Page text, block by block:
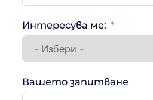
Интересува ме:
Вашето запитване